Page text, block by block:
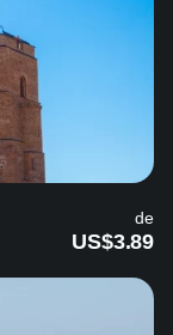
de
US$3.89